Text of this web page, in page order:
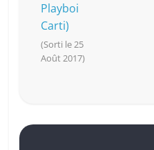
Playboi
Carti)
(Sorti le 25
Août 2017)